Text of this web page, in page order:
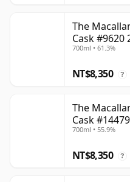
The
Cask #9620
700ml • 61.3%
NT$8,350 ?
The
Cask
700ml • 55.9%
NT$8,350 ?